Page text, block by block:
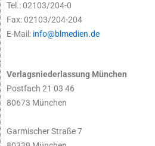
Tel.: 02103/204-0
Fax: 02103/204-204
E-Mail: info@blmedien.de
Verlagsniederlassung München
Postfach 21 03 46
80673 München
Garmischer Straße 7